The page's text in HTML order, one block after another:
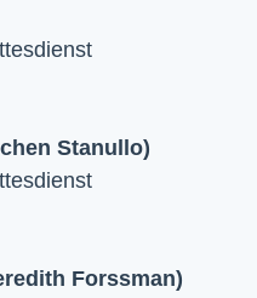
Stanullo)
Forssman)